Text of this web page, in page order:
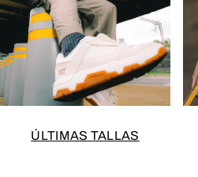
ÚLTIMAS TALLAS